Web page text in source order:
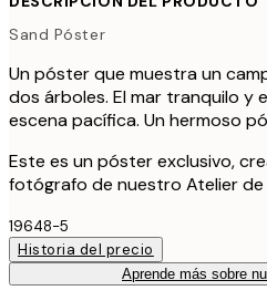
Sand Póster
Un póster que muestra un
dos árboles. El mar tranquilo y
escena pacífica. Un hermoso
Este es un póster exclusivo,
fotógrafo de nuestro Atelier de
19648-5
Historia del precio
Aprende más sobre